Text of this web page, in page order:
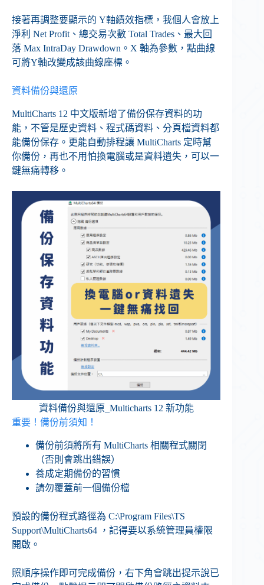
接著再調整要顯示的 Y軸績效指標，我個人會放上
淨利 Net Profit、總交易次數 Total Trades、最大回
落 Max IntraDay Drawdown。X 軸為參數，點曲線
可將Y軸改變成該曲線座標。
資料備份與還原
MultiCharts 12 中文版新增了備份保存資料的功
能，不管是歷史資料、程式碼資料、分頁檔資料都
能備份保存。更能自動排程讓 MultiCharts 定時幫
你備份，再也不用怕換電腦或是資料遺失，可以一
鍵無痛轉移。
資料備份與還原_Multicharts 12 新功能
重要！備份前須知！
備份前須將所有 MultiCharts 相關程式關閉
（否則會跳出錯誤）
養成定期備份的習慣
請勿覆蓋前一個備份檔
預設的備份程式路徑為 C:\Program Files\TS
Support\MultiCharts64 ，記得要以系統管理員權限
開啟。
照順序操作即可完成備份，右下角會跳出提示說已